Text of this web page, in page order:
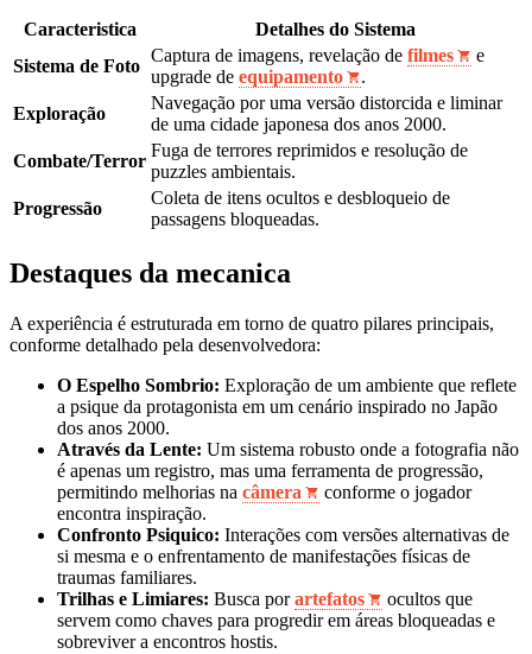
Caracteristica
Detalhes do Sistema
Sistema de Foto
Captura de imagens, revelação de filmes
e
upgrade de equipamento
.
Exploração
Navegação por uma versão distorcida e liminar
de uma cidade japonesa dos anos 2000.
Combate/Terror
Fuga de terrores reprimidos e resolução de
puzzles ambientais.
Progressão
Coleta de itens ocultos e desbloqueio de
passagens bloqueadas.
Destaques da mecanica
A experiência é estruturada em torno de quatro pilares principais,
conforme detalhado pela desenvolvedora:
O Espelho Sombrio: Exploração de um ambiente que reflete
a psique da protagonista em um cenário inspirado no Japão
dos anos 2000.
Através da Lente: Um sistema robusto onde a fotografia não
é apenas um registro, mas uma ferramenta de progressão,
permitindo melhorias na câmera
conforme o jogador
encontra inspiração.
Confronto Psiquico: Interações com versões alternativas de
si mesma e o enfrentamento de manifestações físicas de
traumas familiares.
Trilhas e Limiares: Busca porartefatos
ocultos que
servem como chaves para progredir em áreas bloqueadas e
sobreviver a encontros hostis.